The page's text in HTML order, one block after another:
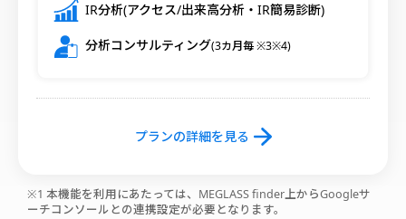
IR分析(アクセス/出来高分析・IR簡易診断)
分析コンサルティング(3カ月毎 ※3※4)
プランの詳細を見る
※1 本機能を利用にあたっては、MEGLASS finder上からGoogleサ
ーチコンソールとの連携設定が必要となります。